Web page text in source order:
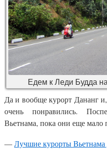
Едем к Леди Будда
Да и вообще курорт Дананг
очень понравились.
Вьетнама, пока они еще
—Лучшие курорты Вьетнама